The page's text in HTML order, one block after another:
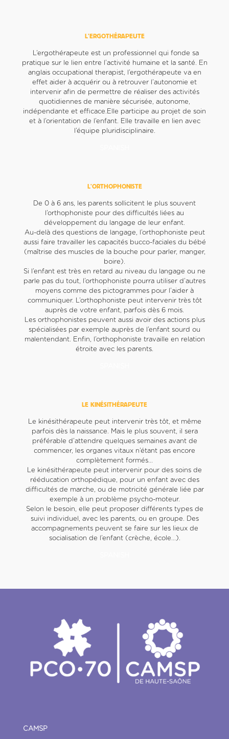
L’ERGOTHÉRAPEUTE
L’ergothérapeute est un professionnel qui fonde sa
pratique sur le lien entre l’activité humaine et la santé. En
anglais occupational therapist, l’ergothérapeute va en
effet aider à acquérir ou à retrouver l’autonomie et
intervenir afin de permettre de réaliser des activités
quotidiennes de manière sécurisée, autonome,
indépendante et efficace.Elle participe au projet de soin
et à l’orientation de l’enfant. Elle travaille en lien avec
l’équipe pluridisciplinaire.
L’ORTHOPHONISTE
De 0 à 6 ans, les parents sollicitent le plus souvent
l’orthophoniste pour des difficultés liées au
développement du langage de leur enfant.
Au-delà des questions de langage, l’orthophoniste peut
aussi faire travailler les capacités bucco-faciales du bébé
(maîtrise des muscles de la bouche pour parler, manger,
boire).
Si l’enfant est très en retard au niveau du langage ou ne
parle pas du tout, l’orthophoniste pourra utiliser d’autres
moyens comme des pictogrammes pour l’aider à
communiquer. L’orthophoniste peut intervenir très tôt
auprès de votre enfant, parfois dès 6 mois.
Les orthophonistes peuvent aussi avoir des actions plus
spécialisées par exemple auprès de l’enfant sourd ou
malentendant. Enfin, l’orthophoniste travaille en relation
étroite avec les parents.
LE KINÉSITHÉRAPEUTE
Le kinésithérapeute peut intervenir très tôt, et même
parfois dès la naissance. Mais le plus souvent, il sera
préférable d’attendre quelques semaines avant de
commencer, les organes vitaux n’étant pas encore
complètement formés…
Le kinésithérapeute peut intervenir pour des soins de
rééducation orthopédique, pour un enfant avec des
difficultés de marche, ou de motricité générale liée par
exemple à un problème psycho-moteur.
Selon le besoin, elle peut proposer différents types de
suivi individuel, avec les parents, ou en groupe. Des
accompagnements peuvent se faire sur les lieux de
socialisation de l’enfant (crèche, école…).
CAMSP